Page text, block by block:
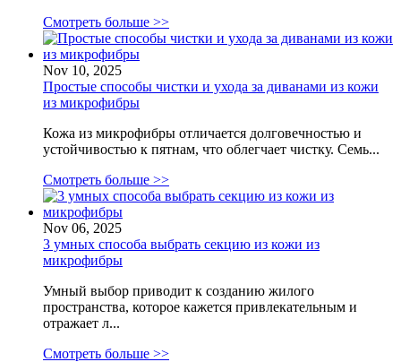
Смотреть больше >>
Nov 10, 2025
Простые способы чистки и ухода за диванами из кожи
из микрофибры
Кожа из микрофибры отличается долговечностью и
устойчивостью к пятнам, что облегчает чистку. Семь...
Смотреть больше >>
Nov 06, 2025
3 умных способа выбрать секцию из кожи из
микрофибры
Умный выбор приводит к созданию жилого
пространства, которое кажется привлекательным и
отражает л...
Смотреть больше >>